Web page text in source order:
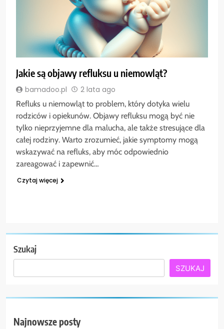
Jakie są objawy refluksu u niemowląt?
bamadoo.pl 2 lata ago
Refluks u niemowląt to problem, który dotyka wielu
rodziców i opiekunów. Objawy refluksu mogą być nie
tylko nieprzyjemne dla malucha, ale także stresujące dla
całej rodziny. Warto zrozumieć, jakie symptomy mogą
wskazywać na refluks, aby móc odpowiednio
zareagować i zapewnić…
Czytaj więcej
Szukaj
SZUKAJ
Najnowsze posty